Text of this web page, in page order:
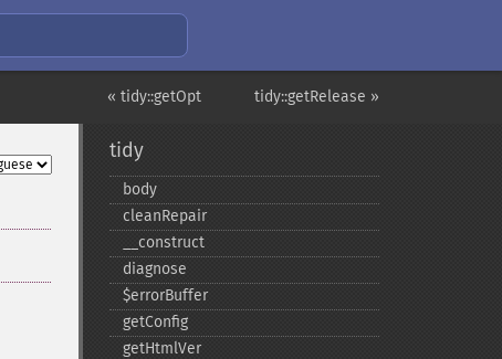
tidy::getRelease »
« tidy::getOpt
tidy
body
cleanRepair
_​_​construct
diagnose
$errorBuffer
getConfig
getHtmlVer